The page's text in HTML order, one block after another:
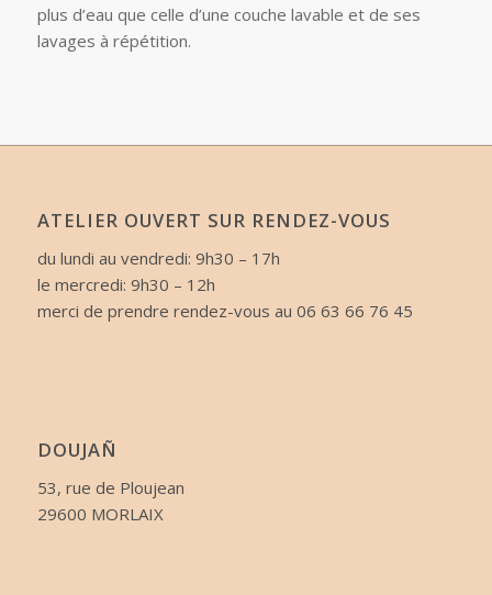
plus d’eau que celle d’une couche lavable et de ses
lavages à répétition.
ATELIER OUVERT SUR RENDEZ-VOUS
du lundi au vendredi: 9h30 – 17h
le mercredi: 9h30 – 12h
merci de prendre rendez-vous au 06 63 66 76 45
DOUJAÑ
53, rue de Ploujean
29600 MORLAIX